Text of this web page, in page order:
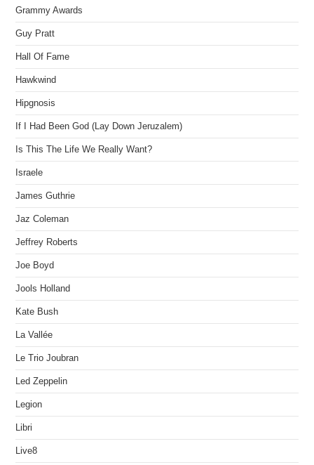
Grammy Awards
Guy Pratt
Hall Of Fame
Hawkwind
Hipgnosis
If I Had Been God (Lay Down Jeruzalem)
Is This The Life We Really Want?
Israele
James Guthrie
Jaz Coleman
Jeffrey Roberts
Joe Boyd
Jools Holland
Kate Bush
La Vallée
Le Trio Joubran
Led Zeppelin
Legion
Libri
Live8